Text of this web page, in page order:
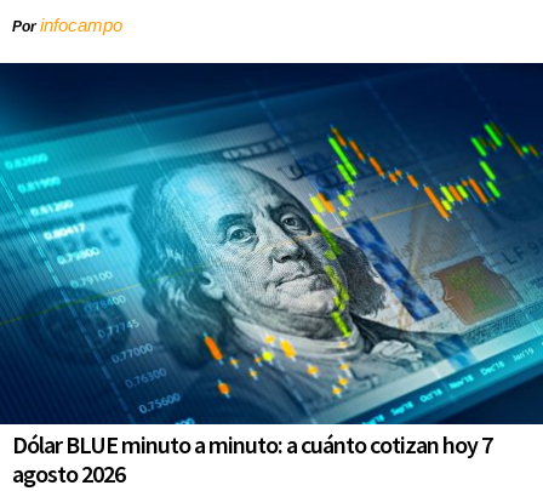
Porinfocampo
Dólar BLUE minuto a minuto: a cuánto cotizan hoy 7
agosto 2026